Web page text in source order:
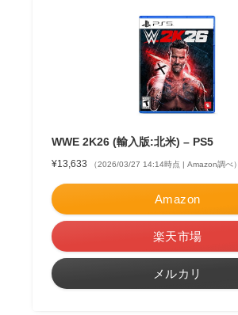
WWE 2K26 (輸入版:北米) – PS5
¥13,633 （2026/03/27 14:14時点 | Amazon調べ）
Amazon
楽天市場
メルカリ